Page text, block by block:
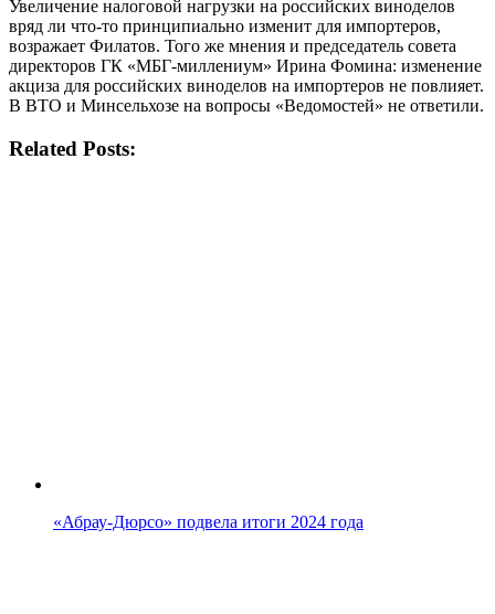
Увеличение налоговой нагрузки на российских виноделов
вряд ли что-то принципиально изменит для импортеров,
возражает Филатов. Того же мнения и председатель совета
директоров ГК «МБГ-миллениум» Ирина Фомина: изменение
акциза для российских виноделов на импортеров не повлияет.
В ВТО и Минсельхозе на вопросы «Ведомостей» не ответили.
Related Posts:
«Абрау-Дюрсо» подвела итоги 2024 года